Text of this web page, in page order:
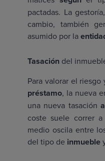
pactadas. La
cambio, también
asumido por la
Tasación del
Para valorar el
préstamo, la nueva
una nueva tasación
coste suele correr
medio oscila entre
del tipo de inmueble